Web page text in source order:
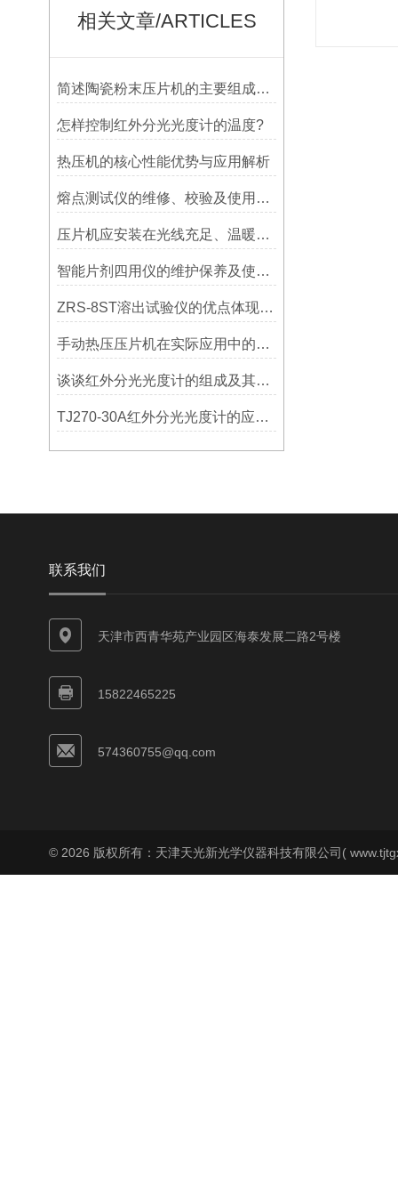
相关文章/ARTICLES
简述陶瓷粉末压片机的主要组成部件功能特点
怎样控制红外分光光度计的温度?
热压机的核心性能优势与应用解析
熔点测试仪的维修、校验及使用注意事项讲解
压片机应安装在光线充足、温暖、干燥和清洁的地方
智能片剂四用仪的维护保养及使用注意事项
ZRS-8ST溶出试验仪的优点体现在哪些方面？
手动热压压片机在实际应用中的常见问题相应解决方法分享
谈谈红外分光光度计的组成及其作用？
TJ270-30A红外分光光度计的应用非常广泛
联系我们
天津市西青华苑产业园区海泰发展二路2号楼
15822465225
574360755@qq.com
© 2026 版权所有：天津天光新光学仪器科技有限公司(